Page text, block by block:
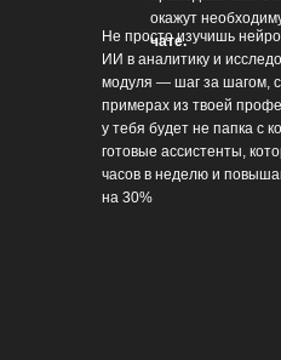
окажут
чате.
Не просто изучишь
ИИ в аналитику и
модуля — шаг за шагом,
примерах из твоей
у тебя будет не папка с
готовые ассистенты,
часов в неделю и
на 30%